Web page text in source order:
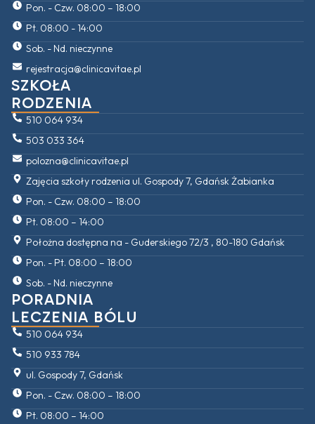
Pon. - Czw. 08:00 – 18:00
Pt. 08:00 - 14:00
Sob. - Nd. nieczynne
rejestracja@clinicavitae.pl
SZKOŁA
RODZENIA
510 064 934
503 033 364
polozna@clinicavitae.pl
Zajęcia szkoły rodzenia ul. Gospody 7, Gdańsk Żabianka
Pon. - Czw. 08:00 – 18:00
Pt. 08:00 – 14:00
Położna dostępna na - Guderskiego 72/3 , 80-180 Gdańsk
Pon. - Pt. 08:00 – 18:00
Sob. - Nd. nieczynne
PORADNIA
LECZENIA BÓLU
510 064 934
510 933 784
ul. Gospody 7, Gdańsk
Pon. - Czw. 08:00 – 18:00
Pt. 08:00 – 14:00